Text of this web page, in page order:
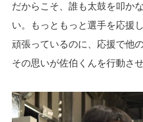
だからこそ、誰も太鼓を叩か
い。もっともっと選手を応援
頑張っているのに、応援で他
その思いが佐伯くんを行動さ